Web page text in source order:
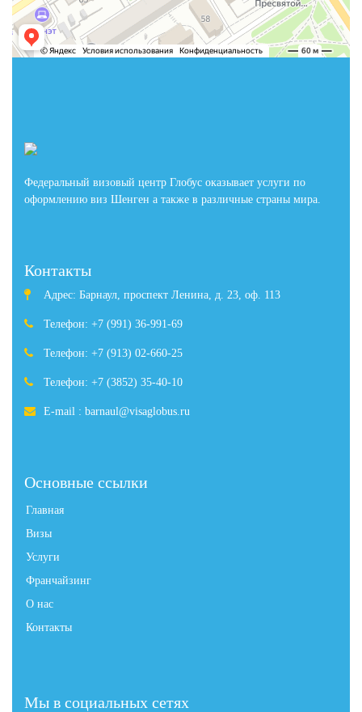
Федеральный визовый центр Глобус оказывает услуги по
оформлению виз Шенген а также в различные страны мира.
Контакты
Адрес: Барнаул, проспект Ленина, д. 23, оф. 113
Телефон: +7 (991) 36-991-69
Телефон: +7 (913) 02-660-25
Телефон: +7 (3852) 35-40-10
E-mail : barnaul@visaglobus.ru
Основные ссылки
Главная
Визы
Услуги
Франчайзинг
О нас
Контакты
Мы в социальных сетях